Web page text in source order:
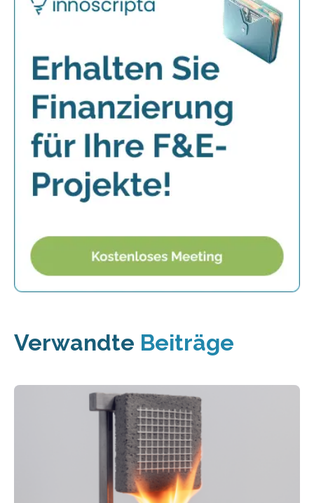
Verwandte Beiträge